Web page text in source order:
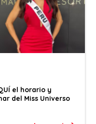
el horario y
del Miss Universo